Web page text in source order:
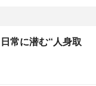
常に潜む“人身取